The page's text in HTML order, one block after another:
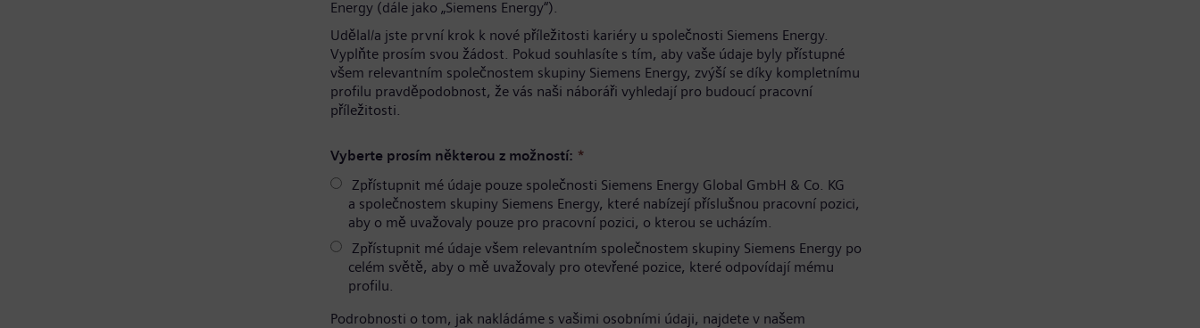
Energy (dále jako „Siemens Energy“).
Udělal/a jste první krok k nové příležitosti kariéry u společnosti Siemens Energy.
Vyplňte prosím svou žádost. Pokud souhlasíte s tím, aby vaše údaje byly přístupné
všem relevantním společnostem skupiny Siemens Energy, zvýší se díky kompletnímu
profilu pravděpodobnost, že vás naši náboráři vyhledají pro budoucí pracovní
příležitosti.
Vyberte prosím některou z možností: *
Zpřístupnit mé údaje pouze společnosti Siemens Energy Global GmbH & Co. KG
a společnostem skupiny Siemens Energy, které nabízejí příslušnou pracovní pozici,
aby o mě uvažovaly pouze pro pracovní pozici, o kterou se ucházím.
Zpřístupnit mé údaje všem relevantním společnostem skupiny Siemens Energy po
celém světě, aby o mě uvažovaly pro otevřené pozice, které odpovídají mému
profilu.
Podrobnosti o tom, jak nakládáme s vašimi osobními údaji, najdete v našem